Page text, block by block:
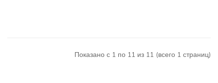
Показано с 1 по 11 из 11 (всего 1 страниц)